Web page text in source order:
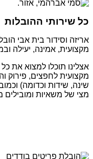
כל שירותי ההובלות
אריזה וסידור בית אבי
מקצועית, אמינה, יעילה
אצלינו תוכלו למצוא את
מקצועית לחפצים, פירוק
שינה, שידות וכדומה)
מצי של משאיות ומובילים